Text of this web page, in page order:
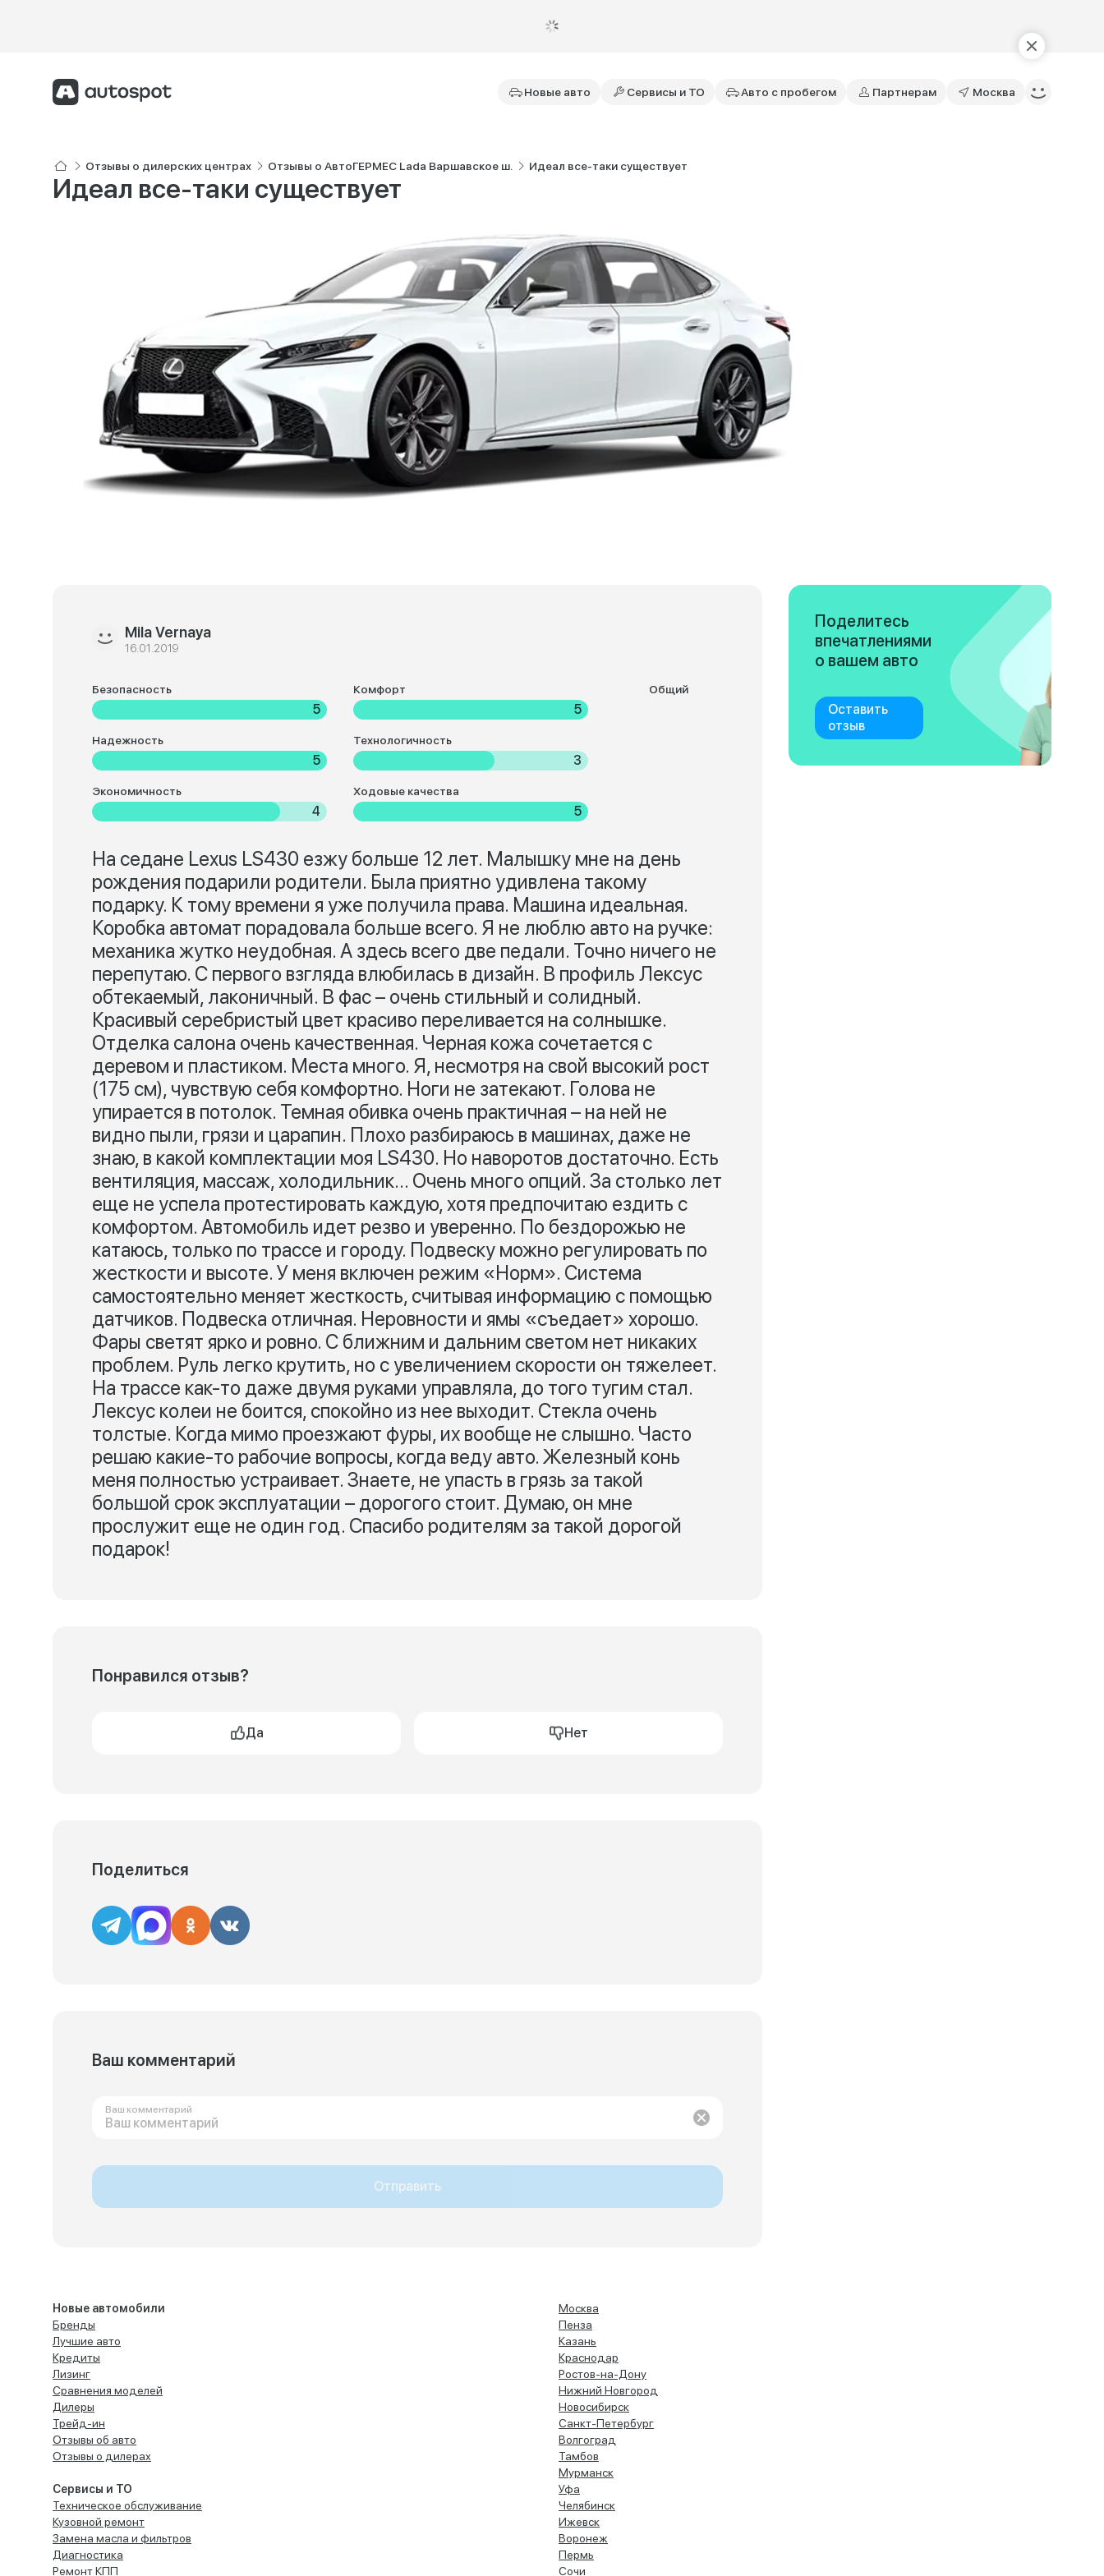
Новые авто Сервисы и ТО Авто с пробегом Партнерам Москва
Отзывы о дилерских центрах Отзывы о АвтоГЕРМЕС Lada Варшавское ш. Идеал все-таки существует
Идеал все-таки существует
Mila Vernaya
16.01.2019
Безопасность
5
Комфорт
5
Надежность
5
Технологичность
3
Экономичность
4
Ходовые качества
5
Общий
На седане Lexus LS430 езжу больше 12 лет. Малышку мне на день
рождения подарили родители. Была приятно удивлена такому
подарку. К тому времени я уже получила права. Машина идеальная.
Коробка автомат порадовала больше всего. Я не люблю авто на ручке:
механика жутко неудобная. А здесь всего две педали. Точно ничего не
перепутаю. С первого взгляда влюбилась в дизайн. В профиль Лексус
обтекаемый, лаконичный. В фас – очень стильный и солидный.
Красивый серебристый цвет красиво переливается на солнышке.
Отделка салона очень качественная. Черная кожа сочетается с
деревом и пластиком. Места много. Я, несмотря на свой высокий рост
(175 см), чувствую себя комфортно. Ноги не затекают. Голова не
упирается в потолок. Темная обивка очень практичная – на ней не
видно пыли, грязи и царапин. Плохо разбираюсь в машинах, даже не
знаю, в какой комплектации моя LS430. Но наворотов достаточно. Есть
вентиляция, массаж, холодильник… Очень много опций. За столько лет
еще не успела протестировать каждую, хотя предпочитаю ездить с
комфортом. Автомобиль идет резво и уверенно. По бездорожью не
катаюсь, только по трассе и городу. Подвеску можно регулировать по
жесткости и высоте. У меня включен режим «Норм». Система
самостоятельно меняет жесткость, считывая информацию с помощью
датчиков. Подвеска отличная. Неровности и ямы «съедает» хорошо.
Фары светят ярко и ровно. С ближним и дальним светом нет никаких
проблем. Руль легко крутить, но с увеличением скорости он тяжелеет.
На трассе как-то даже двумя руками управляла, до того тугим стал.
Лексус колеи не боится, спокойно из нее выходит. Стекла очень
толстые. Когда мимо проезжают фуры, их вообще не слышно. Часто
решаю какие-то рабочие вопросы, когда веду авто. Железный конь
меня полностью устраивает. Знаете, не упасть в грязь за такой
большой срок эксплуатации – дорогого стоит. Думаю, он мне
прослужит еще не один год. Спасибо родителям за такой дорогой
подарок!
Понравился отзыв?
Да Нет
Поделиться
Ваш комментарий
Ваш комментарий
Отправить
Поделитесь
впечатлениями
о вашем авто
Оставить
отзыв
Новые автомобили
Бренды
Лучшие авто
Кредиты
Лизинг
Сравнения моделей
Дилеры
Трейд-ин
Отзывы об авто
Отзывы о дилерах
Сервисы и ТО
Техническое обслуживание
Кузовной ремонт
Замена масла и фильтров
Диагностика
Ремонт КПП
Москва
Пенза
Казань
Краснодар
Ростов-на-Дону
Нижний Новгород
Новосибирск
Санкт-Петербург
Волгоград
Тамбов
Мурманск
Уфа
Челябинск
Ижевск
Воронеж
Пермь
Сочи